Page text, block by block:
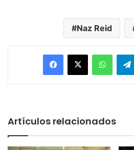
Naz Reid
Facebook
X
Artículos relacionados